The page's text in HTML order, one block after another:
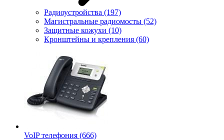
Радиоустройства (197)
Магистральные радиомосты (52)
Защитные кожухи (10)
Кронштейны и крепления (60)
VoIP телефония (666)